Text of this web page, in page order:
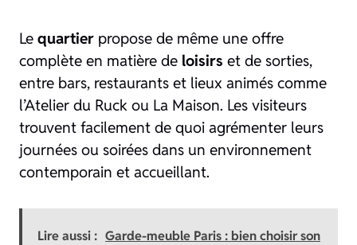
Le quartier propose de même une offre
complète en matière de loisirs et de sorties,
entre bars, restaurants et lieux animés comme
l’Atelier du Ruck ou La Maison. Les visiteurs
trouvent facilement de quoi agrémenter leurs
journées ou soirées dans un environnement
contemporain et accueillant.
Lire aussi : Garde-meuble Paris : bien choisir son